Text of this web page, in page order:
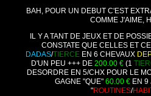
BAH, POUR UN DEBUT C'EST
COMME J'AIME,
IL Y A TANT DE JEUX ET DE
CONSTATE QUE CELLES ET
DADAS/TIERCEEN 6 CHEVAUX
D'UN PEU +++ DE 200.00 €(1
DESORDRE EN 5/CHX POUR LE
GAGNE "QUE" 60.00 € EN 9
"ROUTINES/